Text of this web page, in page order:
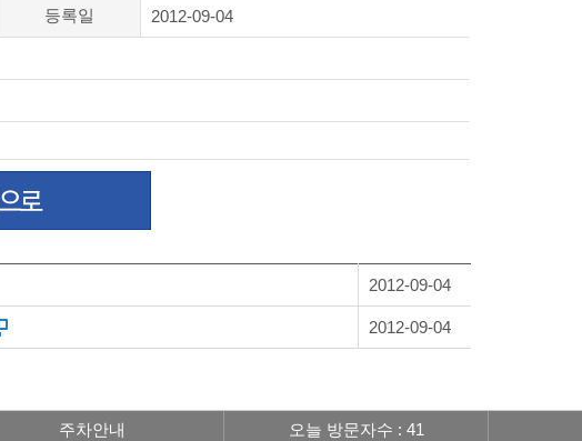
등록일 2012-09-04
2012-09-04
2012-09-04
주차안내 오늘 방문자수 : 41